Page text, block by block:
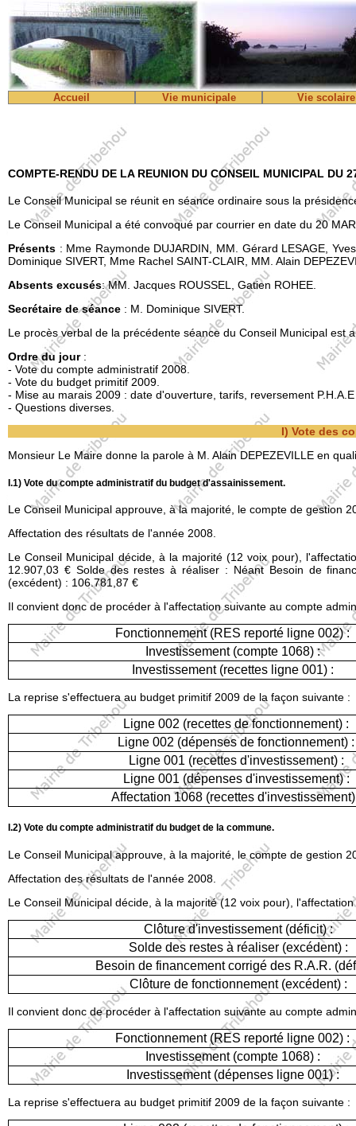
Accueil Vie municipale Vie scolaire
COMPTE-RENDU DE LA REUNION DU CONSEIL MUNICIPAL DU
Le Conseil Municipal se réunit en séance ordinaire sous la
Le Conseil Municipal a été convoqué par courrier en date du 20
Présents : Mme Raymonde DUJARDIN, MM. Gérard LESAGE,
Dominique SIVERT, Mme Rachel SAINT-CLAIR, MM. Alain
Absents excusés: MM. Jacques ROUSSEL, Gatien ROHEE.
Secrétaire de séance : M. Dominique SIVERT.
Le procès verbal de la précédente séance du Conseil Municipal est
Ordre du jour:
- Vote du compte administratif 2008.
- Vote du budget primitif 2009.
- Mise au marais 2009 : date d'ouverture, tarifs, reversement
- Questions diverses.
I) Vote des
Monsieur Le Maire donne la parole à M. Alain DEPEZEVILLE en
I.1) Vote du compte administratif du budget d'assainissement.
Le Conseil Municipal approuve, à la majorité, le compte de gestion
Affectation des résultats de l'année 2008.
Le Conseil Municipal décide, à la majorité (12 voix pour),
12.907,03 € Solde des restes à réaliser : Néant Besoin de
(excédent) : 106.781,87 €
Il convient donc de procéder à l'affectation suivante au compte
Fonctionnement (RES reporté ligne 002) :
Investissement (compte 1068) :
Investissement (recettes ligne 001) :
La reprise s'effectuera au budget primitif 2009 de la façon suivante :
Ligne 002 (recettes de fonctionnement) :
Ligne 002 (dépenses de fonctionnement) :
Ligne 001 (recettes d'investissement) :
Ligne 001 (dépenses d'investissement) :
Affectation 1068 (recettes
I.2) Vote du compte administratif du budget de la commune.
Le Conseil Municipal approuve, à la majorité, le compte de gestion
Affectation des résultats de l'année 2008.
Le Conseil Municipal décide, à la majorité (12 voix pour),
Clôture d'investissement (déficit) :
Solde des restes à réaliser (excédent) :
Besoin de financement corrigé des R.A.R.
Clôture de fonctionnement (excédent) :
Il convient donc de procéder à l'affectation suivante au compte
Fonctionnement (RES reporté ligne 002) :
Investissement (compte 1068) :
Investissement (dépenses ligne 001) :
La reprise s'effectuera au budget primitif 2009 de la façon suivante :